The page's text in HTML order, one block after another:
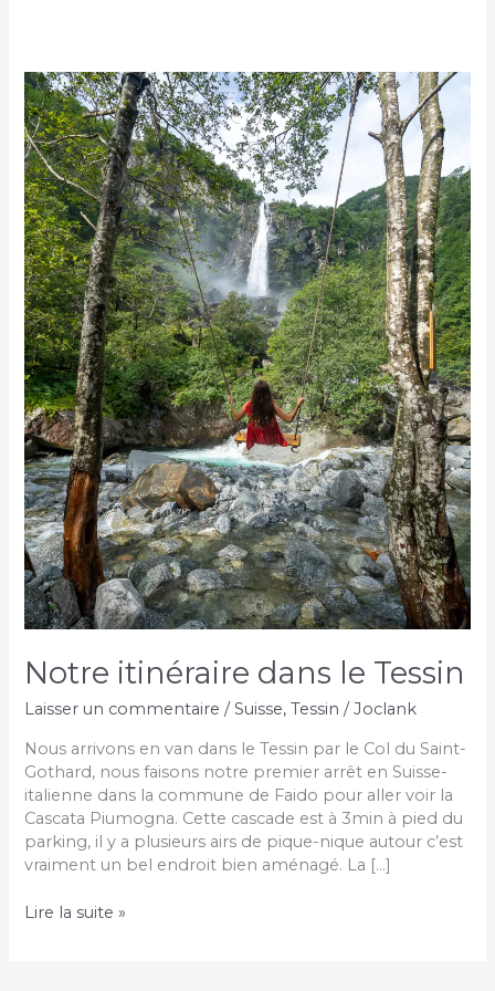
Notre itinéraire dans le Tessin
Laisser un commentaire /Suisse,Tessin /Joclank
Nous arrivons en van dans le Tessin par le Col du Saint-
Gothard, nous faisons notre premier arrêt en Suisse-
italienne dans la commune de Faido pour aller voir la
Cascata Piumogna. Cette cascade est à 3min à pied du
parking, il y a plusieurs airs de pique-nique autour c’est
vraiment un bel endroit bien aménagé. La […]
Notre
Lire la suite »